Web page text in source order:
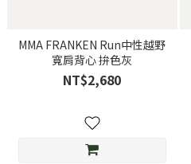
MMA FRANKEN Run中性越野
寬肩背心 拚色灰
NT$2,680